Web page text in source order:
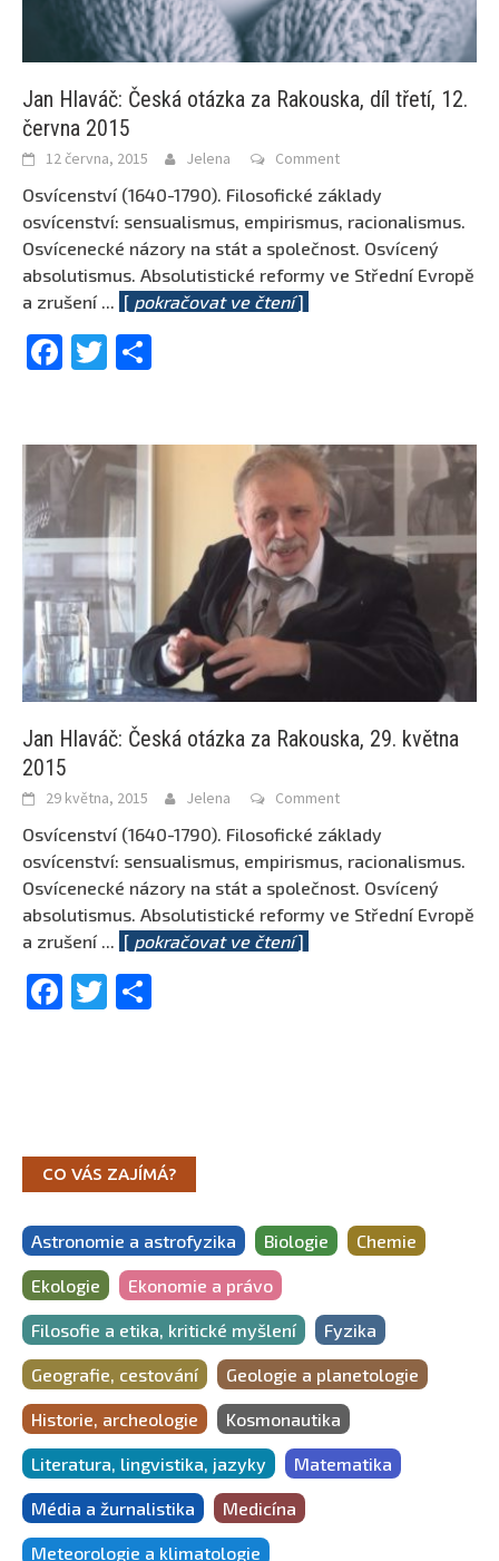
Jan Hlaváč: Česká otázka za Rakouska, díl třetí, 12.
června 2015
12 června, 2015 Jelena Comment
Osvícenství (1640-1790). Filosofické základy
osvícenství: sensualismus, empirismus, racionalismus.
Osvícenecké názory na stát a společnost. Osvícený
absolutismus. Absolutistické reformy ve Střední Evropě
a zrušení ... [ pokračovat ve čtení]
Facebook
Twitter
Jan Hlaváč: Česká otázka za Rakouska, 29. května
2015
29 května, 2015 Jelena Comment
Osvícenství (1640-1790). Filosofické základy
osvícenství: sensualismus, empirismus, racionalismus.
Osvícenecké názory na stát a společnost. Osvícený
absolutismus. Absolutistické reformy ve Střední Evropě
a zrušení ... [ pokračovat ve čtení]
Facebook
Twitter
CO VÁS ZAJÍMÁ?
Astronomie a astrofyzika Biologie Chemie
Ekologie Ekonomie a právo
Filosofie a etika, kritické myšlení Fyzika
Geografie, cestování Geologie a planetologie
Historie, archeologie Kosmonautika
Literatura, lingvistika, jazyky Matematika
Média a žurnalistika Medicína
Meteorologie a klimatologie